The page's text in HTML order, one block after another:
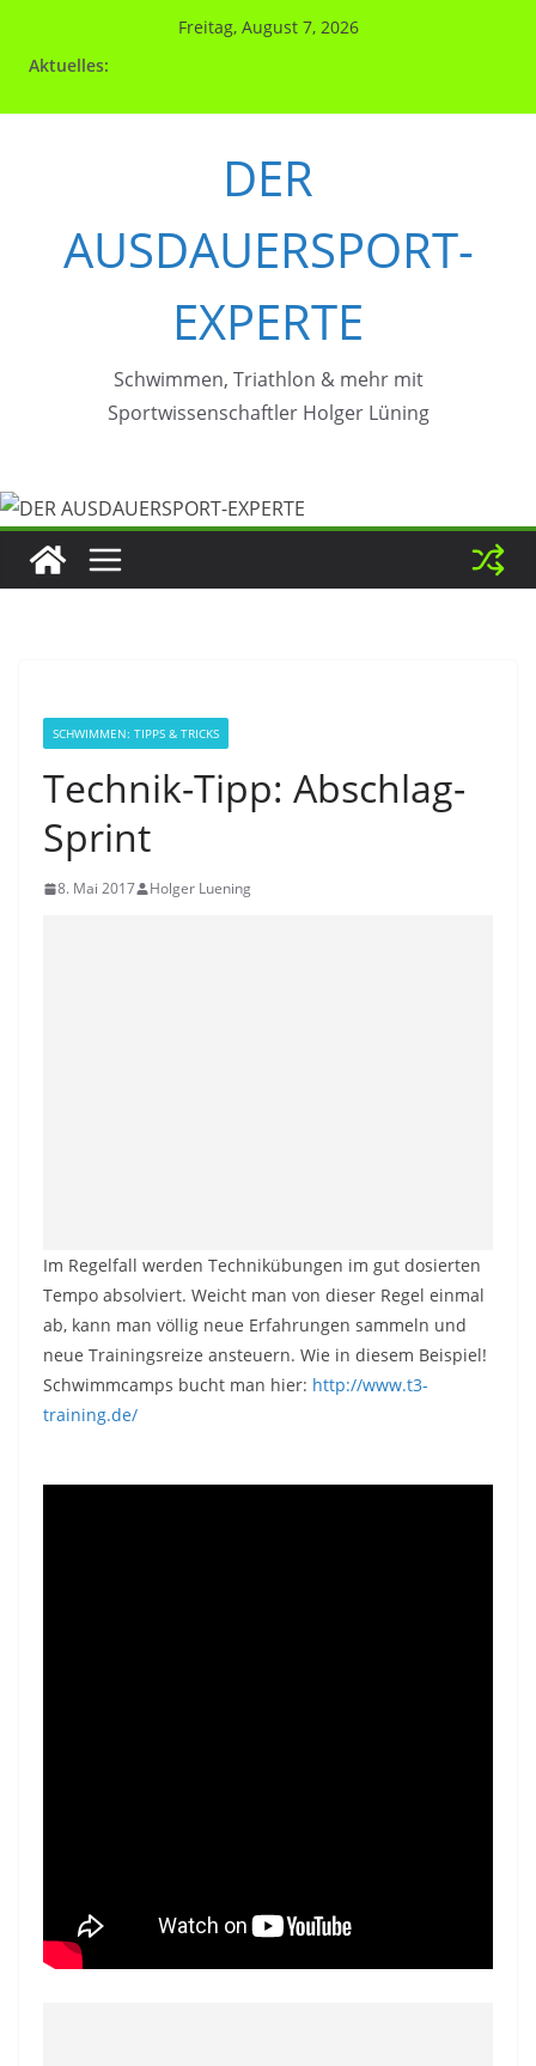
Freitag, August 7, 2026
Aktuelles:
DER
AUSDAUERSPORT-
EXPERTE
Schwimmen, Triathlon & mehr mit
Sportwissenschaftler Holger Lüning
SCHWIMMEN: TIPPS & TRICKS
Technik-Tipp: Abschlag-
Sprint
8. Mai 2017 Holger Luening
Im Regelfall werden Technikübungen im gut dosierten
Tempo absolviert. Weicht man von dieser Regel einmal
ab, kann man völlig neue Erfahrungen sammeln und
neue Trainingsreize ansteuern. Wie in diesem Beispiel!
Schwimmcamps bucht man hier: http://www.t3-
training.de/